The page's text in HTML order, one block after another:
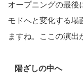
オープニングの最後
モドへと変化する場
ますね。ここの演出
陽ざしの中へ